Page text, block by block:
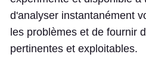
d'analyser instantanément
les problèmes et de fournir
pertinentes et exploitables.